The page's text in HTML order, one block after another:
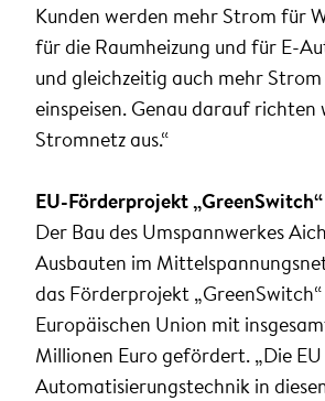
Kunden werden mehr Strom für
für die Raumheizung und für E-
und gleichzeitig auch mehr Strom
einspeisen. Genau darauf richten
Stromnetz aus.“
EU-Förderprojekt „GreenSwitch“
Der Bau des Umspannwerkes
Ausbauten im
das Förderprojekt
Europäischen Union mit
Millionen Euro gefördert. „Die
Automatisierungstechnik in